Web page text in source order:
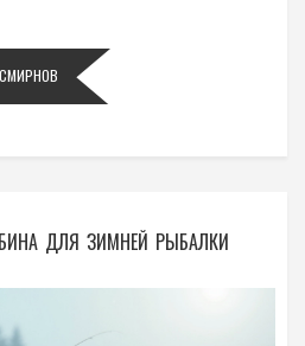
ДЛЯ ЗИМНЕЙ РЫБАЛКИ